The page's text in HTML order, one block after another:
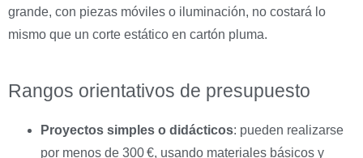
grande, con piezas móviles o iluminación, no costará lo
mismo que un corte estático en cartón pluma.
Rangos orientativos de presupuesto
Proyectos simples o didácticos: pueden realizarse
por menos de 300 €, usando materiales básicos y